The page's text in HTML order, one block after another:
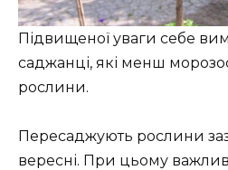
Підвищеної уваги себе
саджанці, які менш
рослини.
Пересаджують рослини
вересні. При цьому